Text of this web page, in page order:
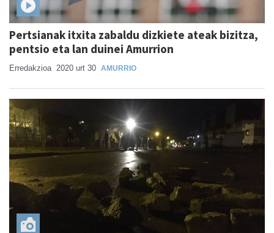
Pertsianak itxita zabaldu dizkiete ateak bizitza,
pentsio eta lan duinei Amurrion
Erredakzioa 2020 urt 30 AMURRIO